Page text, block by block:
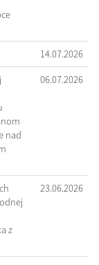
14.07.2026
nad
06.07.2026
z
23.06.2026